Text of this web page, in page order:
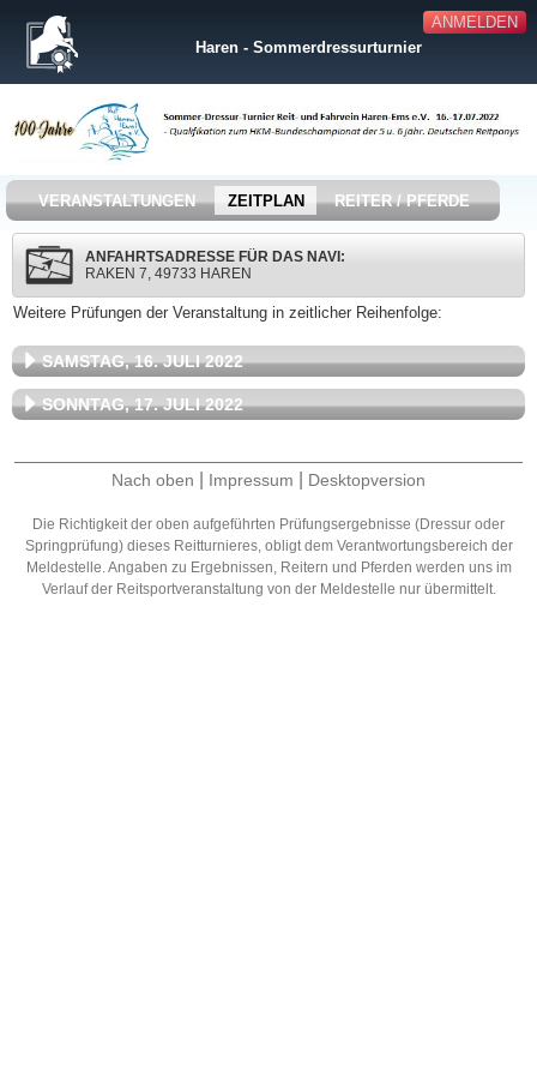
ANMELDEN
Haren - Sommerdressurturnier
VERANSTALTUNGEN ZEITPLAN REITER / PFERDE
ANFAHRTSADRESSE FÜR DAS NAVI:
RAKEN 7, 49733 HAREN
Weitere Prüfungen der Veranstaltung in zeitlicher Reihenfolge:
SAMSTAG, 16. JULI 2022
SONNTAG, 17. JULI 2022
Nach oben Impressum Desktopversion
Die Richtigkeit der oben aufgeführten Prüfungsergebnisse (Dressur oder
Springprüfung) dieses Reitturnieres, obligt dem Verantwortungsbereich der
Meldestelle. Angaben zu Ergebnissen, Reitern und Pferden werden uns im
Verlauf der Reitsportveranstaltung von der Meldestelle nur übermittelt.